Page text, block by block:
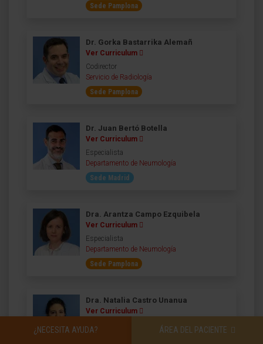
Sede Pamplona
Dr. Gorka Bastarrika Alemañ
Ver Curriculum
Codirector
Servicio de Radiología
Sede Pamplona
Dr. Juan Bertó Botella
Ver Curriculum
Especialista
Departamento de Neumología
Sede Madrid
Dra. Arantza Campo Ezquibela
Ver Curriculum
Especialista
Departamento de Neumología
Sede Pamplona
Dra. Natalia Castro Unanua
Ver Curriculum
Especialista
Departamento de Oncología Médica
¿NECESITA AYUDA? ÁREA DEL PACIENTE